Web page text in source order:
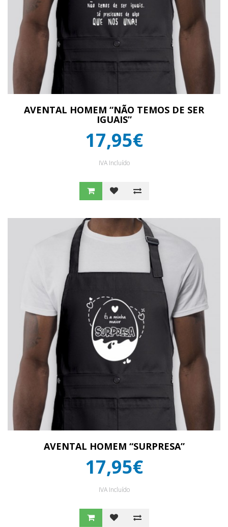
AVENTAL HOMEM “NÃO TEMOS DE SER
IGUAIS”
17,95€
IVA Incluído
AVENTAL HOMEM “SURPRESA”
17,95€
IVA Incluído